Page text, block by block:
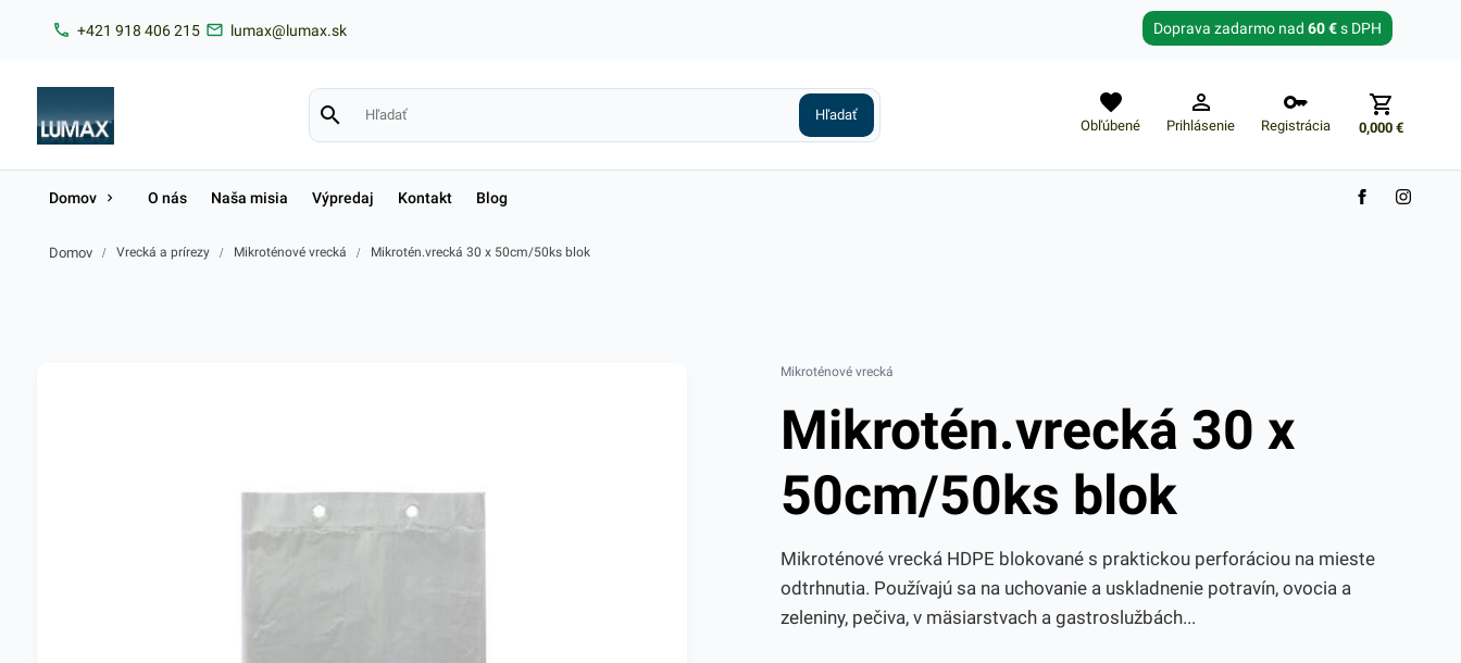
+421 918 406 215 lumax@lumax.sk Doprava zadarmo nad 60 €s DPH
Obľúbené Prihlásenie Registrácia 0,000€
Zabudnuté heslo?
Domov O nás Naša misia Výpredaj Kontakt Blog
Domov / Vrecká a prírezy / Mikroténové vrecká / Mikrotén.vrecká 30 x 50cm/50ks blok
Mikroténové vrecká
Mikrotén.vrecká 30 x
50cm/50ks blok
Mikroténové vrecká HDPE blokované s praktickou perforáciou na mieste
odtrhnutia. Používajú sa na uchovanie a uskladnenie potravín, ovocia a
zeleniny, pečiva, v mäsiarstvach a gastroslužbách...